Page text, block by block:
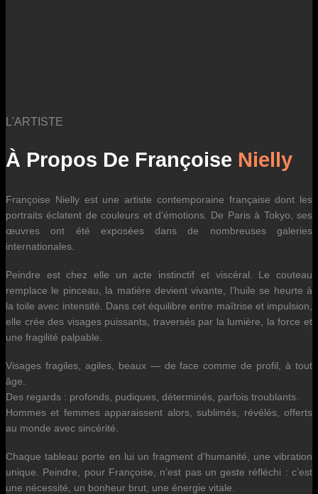
L'ARTISTE
À Propos De Françoise Nielly
Françoise Nielly est une artiste contemporaine française dont les
portraits éclatent de couleurs et d’émotions. De Paris à Tokyo, ses
œuvres ont été exposées dans de nombreuses galeries
internationales.
Peindre est chez elle un acte instinctif et viscéral. Le couteau
remplace le pinceau, la matière devient vivante, l’huile se heurte à
la toile avec intensité. Dans cet équilibre entre maîtrise et impulsion,
elle crée des visages puissants, traversés par la lumière, la force et
une fragilité palpable.
Visages fragiles, agiles, beaux — de face comme de profil, à tout
âge.
Des regards : profonds, pudiques, déterminés, parfois troublants.
Hommes et femmes apparaissent alors, sublimés, révélés, offerts
au monde avec sincérité.
Chaque tableau porte en lui un fragment d’humanité, une vibration
unique. Peindre, pour Françoise, n’est pas un geste réfléchi : c’est
une nécessité, un bonheur brut, une énergie vitale.